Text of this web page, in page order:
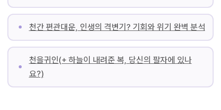
천간 편관대운, 인생의 격변기? 기회와 위기 완벽 분석
천을귀인(+ 하늘이 내려준 복, 당신의 팔자에 있나
요?)